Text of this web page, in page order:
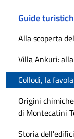
Guide
Alla scoperta
Villa Ankuri:
Collodi, la
Origini
di Montecatini
Storia